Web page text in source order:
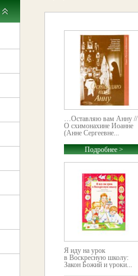
…Оставляю вам Анну //
О схимонахине Иоанне
(Анне Сергеевне...
Подробнее >
Я иду на урок
в Воскресную школу:
Закон Божий и уроки...